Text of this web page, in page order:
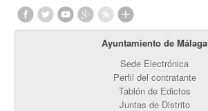
Ayuntamiento de Málaga
Sede Electrónica
Perfil del contratante
Tablón de Edictos
Juntas de Distrito